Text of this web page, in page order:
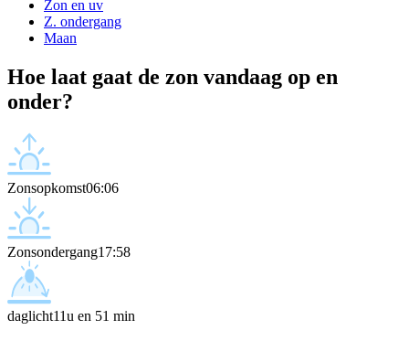
Zon en uv
Z. ondergang
Maan
Hoe laat gaat de zon vandaag op en
onder?
Zonsopkomst06:06
Zonsondergang17:58
daglicht11u en 51 min